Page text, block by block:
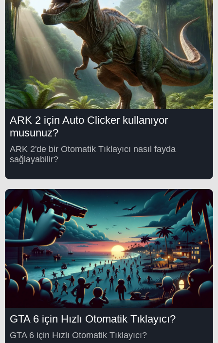
ARK 2 için Auto Clicker kullanıyor
musunuz?
ARK 2'de bir Otomatik Tıklayıcı nasıl fayda
sağlayabilir?
GTA 6 için Hızlı Otomatik Tıklayıcı?
GTA 6 için Hızlı Otomatik Tıklayıcı?